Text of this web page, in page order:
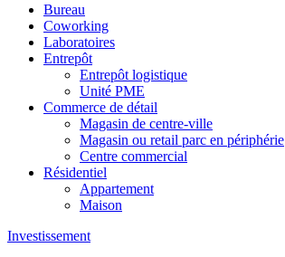
Bureau
Coworking
Laboratoires
Entrepôt
Entrepôt logistique
Unité PME
Commerce de détail
Magasin de centre-ville
Magasin ou retail parc en périphérie
Centre commercial
Résidentiel
Appartement
Maison
Investissement